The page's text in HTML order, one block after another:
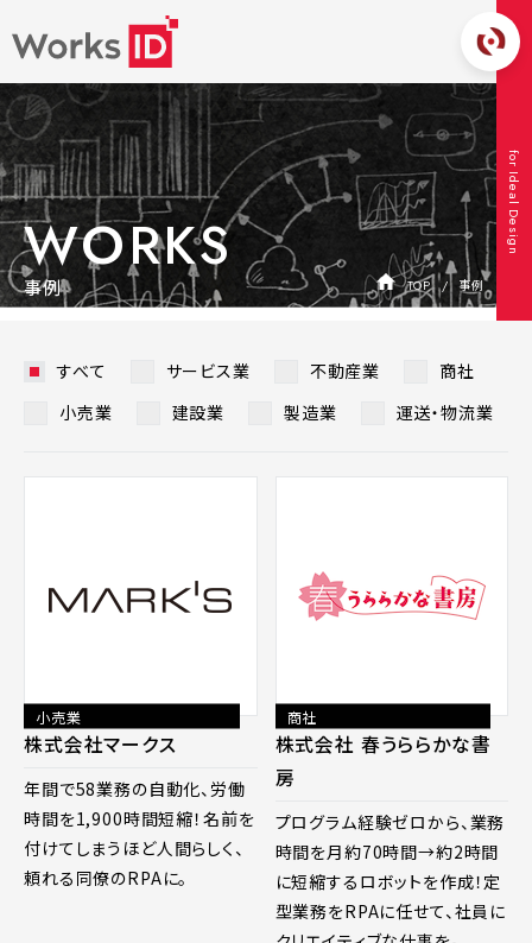
for Ideal Design
WORKS
事例 TOP 事例
すべて サービス業 不動産業
商社
小売業
建設業 製造業 運送・物流業
小売業
株式会社マークス
年間で58業務の自動化、労働
時間を1,900時間短縮！名前を
付けてしまうほど人間らしく、
頼れる同僚のRPAに。
商社
株式会社 春うららかな書
房
プログラム経験ゼロから、業務
時間を月約70時間→約2時間
に短縮するロボットを作成！定
型業務をRPAに任せて、社員に